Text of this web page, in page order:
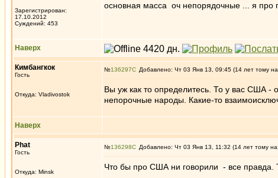
Зарегистрирован:
17.10.2012
Суждений: 453
основная масса оч непорядочные ... я про
Наверх
Кимбангкок
Гость
Откуда: Vladivostok
№136297 Добавлено: Чт 03 Янв 13, 09:45 (14 лет тому
Вы уж как то определитесь. То у вас США -
непорочные народы. Какие-то
Наверх
Phat
Гость
Откуда: Minsk
№136298 Добавлено: Чт 03 Янв 13, 11:32 (14 лет тому
Что бы про США ни говорили - все правда.